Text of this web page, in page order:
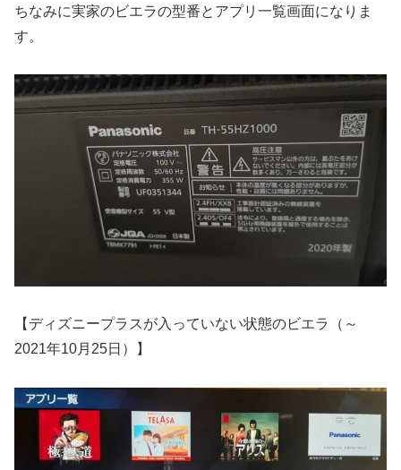
ちなみに実家のビエラの型番とアプリ一覧画面になりま
す。
【ディズニープラスが入っていない状態のビエラ（～
2021年10月25日）】